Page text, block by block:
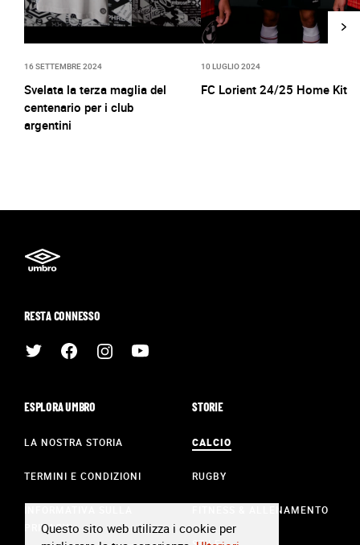
16 SETTEMBRE 2024
Svelata la terza maglia del
centenario per i club
argentini
10 LUGLIO 2024
FC Lorient 24/25 Home Kit
RESTA CONNESSO
ESPLORA UMBRO
LA NOSTRA STORIA
TERMINI E CONDIZIONI
PRIVACY
STORIE
CALCIO
RUGBY
FITNESS & ALLENAMENTO
Questo sito web utilizza i cookie per